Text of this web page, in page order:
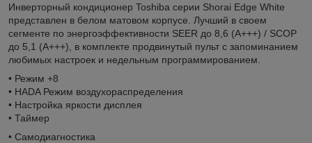
Инверторный кондиционер Toshiba серии Shorai Edge White
представлен в белом матовом корпусе. Лучший в своем
сегменте по энергоэффективности SEER до 8,6 (А+++) / SCOP
до 5,1 (А+++), в комплекте продвинутый пульт с запоминанием
любимых настроек и недельным программированием.
• Режим +8
• HADA Режим воздухораспределения
• Настройка яркости дисплея
• Таймер
• Самодиагностика